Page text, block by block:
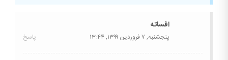
افساته
پنجشنبه, ۷ فروردین ۱۳۹۹, ۱۳:۴۴ پاسخ